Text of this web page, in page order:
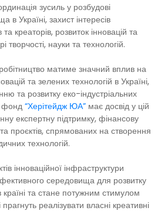
зусиль у розбудові
в Україні, захист інтересів
та креаторів, розвиток інновацій та
творчості, науки та технологій.
матиме значний вплив на
та зелених технологій в Україні,
та розвитку еко-індустріальних
фонд “Херітейдж ЮА” має досвід у цій
експертну підтримку, фінансову
проєктів, спрямованих на створення
технологій.
інноваційної інфраструктури
середовища для розвитку
країні та стане потужним стимулом
реалізувати власні креативні